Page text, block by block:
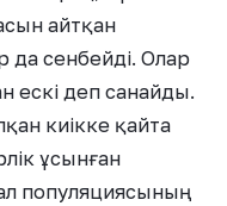
айтқан
да сенбейді. Олар
ескі деп санайды.
киікке қайта
ұсынған
популяциясының